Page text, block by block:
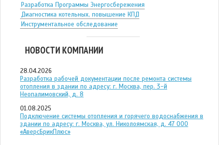
Разработка Программы Энергосбережения
Диагностика котельных, повышение КПД
Инструментальное обследование
НОВОСТИ КОМПАНИИ
28.04.2026
Разработка рабочей документации после ремонта системы
отопления в здании по адресу: г. Москва, пер. 3-й
Неопалимовский, д. 8
01.08.2025
Подключение системы отопления и горячего водоснабжения в
здании по адресу: г. Москва, ул. Николоямская, д. 47 ООО
«АверсБрикПлюс»